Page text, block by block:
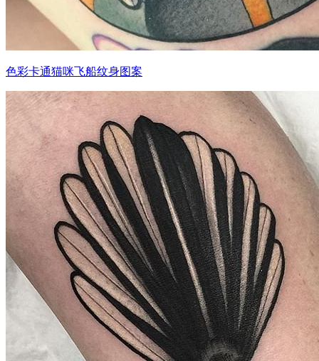
色彩卡通猫咪飞船纹身图案